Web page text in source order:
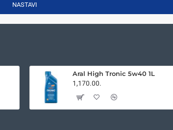
NASTAVI
Aral High Tronic 5w40 1L
1,170.00.